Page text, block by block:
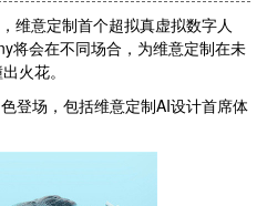
维意定制首个超拟真虚拟数字人
将会在不同场合，为维意定制在未
火花。
登场，包括维意定制AI设计首席体